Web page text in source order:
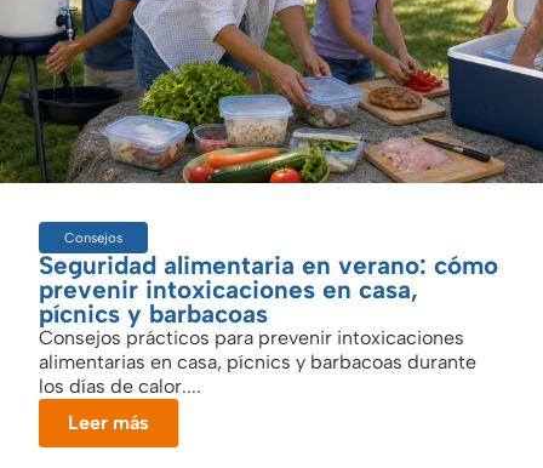
Consejos
Seguridad alimentaria en verano: cómo
prevenir intoxicaciones en casa,
pícnics y barbacoas
Consejos prácticos para prevenir intoxicaciones
alimentarias en casa, pícnics y barbacoas durante
los días de calor....
Leer más